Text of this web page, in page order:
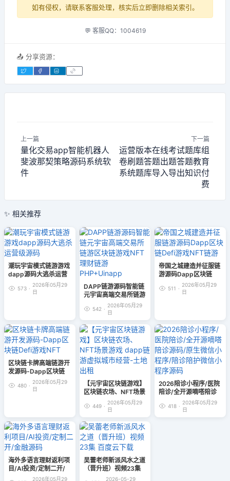
如有侵权，请联系客服处理，核实后立即删除相关索引。
💬 客服QQ：1004619
📤 分享资源：
上一篇
量化交易app智能机器人
斐波那契策略源码系统软
件
下一篇
运营版本在线考试题库组
卷刷题答题出题答题教育
系统题库导入导出知识付
费
✨ 相关推荐
潮玩宇宙模式链游游戏
dapp源码大逃杀运营
573 ·
2026年05月29
日
DAPP链游源码智能链
元宇宙高端交易所链游
区块链游戏NFT理财链
游PHP+Uinapp
542 ·
2026年05月29
日
帝国之城建造并征服链
游源码Dapp区块链
Defi游戏NFT链游
511 ·
2026年05月29
日
区块链卡牌高端链游开
发源码-Dapp区块链
Defi游戏NFT
480 ·
2026年05月29
日
【元宇宙区块链游戏】
区块链农场、NFT场景
游戏 dapp链游虚拟城
市经营-土地出租
449 ·
2026年05月29
日
2026陪诊小程序/医院
陪诊/全开源嘀嗒陪诊
源码/原生微信小程序/
陪诊陪护微信小程序源
码
418 ·
2026年05月29
日
海外多语言理财返利项
目/AI投资/定制二开/
2026年05月29
吴蕾老师新派风水之道
（晋升班）视频23集
百度云下载2026-05-29